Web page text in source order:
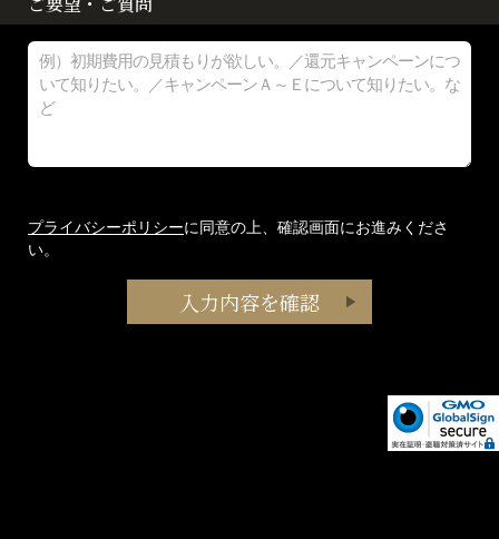
プライバシーポリシーに同意の上、確認画面にお進みくださ
い。